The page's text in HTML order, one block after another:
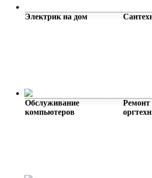
Электрик на дом
Обслуживание
компьютеров
Ремонт